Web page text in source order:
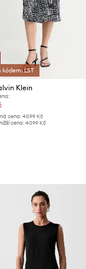
kódem: LST
Klein
cena: 4099 Kč
cena: 4099 Kč